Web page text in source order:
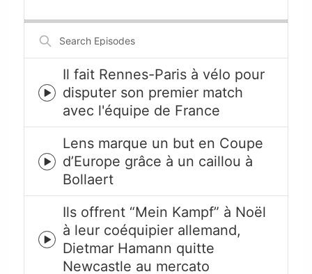
Search
Episodes
Episode
play
icon
Il fait Rennes-Paris à vélo pour
disputer son premier match
avec l'équipe de France
Episode
play
icon
Lens marque un but en Coupe
d’Europe grâce à un caillou à
Bollaert
Episode
play
Ils offrent “Mein Kampf” à Noël
à leur coéquipier allemand,
Dietmar Hamann quitte
Newcastle au mercato